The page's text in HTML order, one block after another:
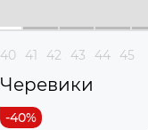
40 41 42 43 44 45
Черевики